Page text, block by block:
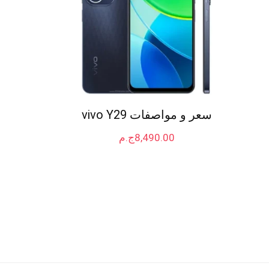
سعر و مواصفات vivo Y29
ج.م8,490.00